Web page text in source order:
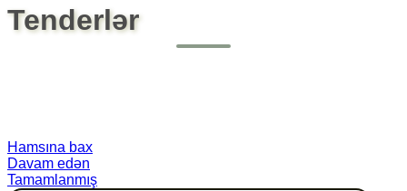
Tenderlər
Hamsına bax
Davam edən
Tamamlanmış